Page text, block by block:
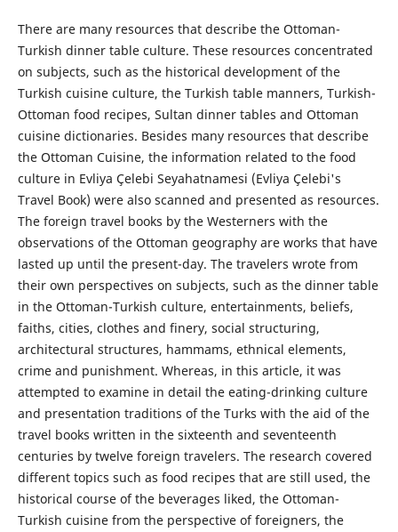
There are many resources that describe the Ottoman-
Turkish dinner table culture. These resources concentrated
on subjects, such as the historical development of the
Turkish cuisine culture, the Turkish table manners, Turkish-
Ottoman food recipes, Sultan dinner tables and Ottoman
cuisine dictionaries. Besides many resources that describe
the Ottoman Cuisine, the information related to the food
culture in Evliya Çelebi Seyahatnamesi (Evliya Çelebi's
Travel Book) were also scanned and presented as resources.
The foreign travel books by the Westerners with the
observations of the Ottoman geography are works that have
lasted up until the present-day. The travelers wrote from
their own perspectives on subjects, such as the dinner table
in the Ottoman-Turkish culture, entertainments, beliefs,
faiths, cities, clothes and finery, social structuring,
architectural structures, hammams, ethnical elements,
crime and punishment. Whereas, in this article, it was
attempted to examine in detail the eating-drinking culture
and presentation traditions of the Turks with the aid of the
travel books written in the sixteenth and seventeenth
centuries by twelve foreign travelers. The research covered
different topics such as food recipes that are still used, the
historical course of the beverages liked, the Ottoman-
Turkish cuisine from the perspective of foreigners, the